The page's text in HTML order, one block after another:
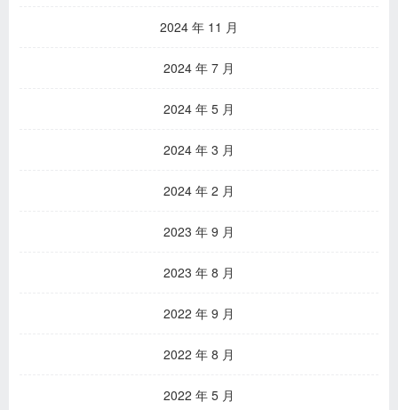
2024 年 11 月
2024 年 7 月
2024 年 5 月
2024 年 3 月
2024 年 2 月
2023 年 9 月
2023 年 8 月
2022 年 9 月
2022 年 8 月
2022 年 5 月